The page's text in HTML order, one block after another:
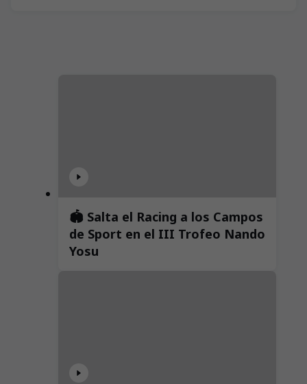
🏟️ Salta el Racing a los Campos
de Sport en el III Trofeo Nando
Yosu